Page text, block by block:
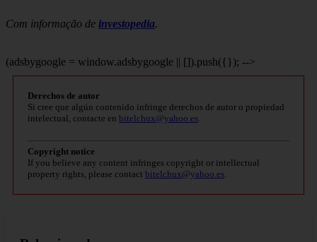
Com informação de investopedia.
(adsbygoogle = window.adsbygoogle || []).push({}); -->
Derechos de autor
Si cree que algún contenido infringe derechos de autor o propiedad
intelectual, contacte en bitelchux@yahoo.es.
Copyright notice
If you believe any content infringes copyright or intellectual
property rights, please contact bitelchux@yahoo.es.